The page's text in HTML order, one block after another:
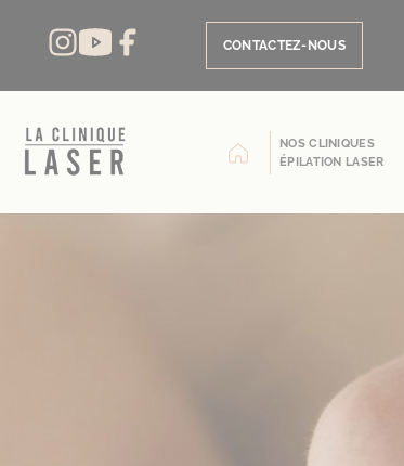
CONTACTEZ-NOUS
NOS CLINIQUES
ÉPILATION LASER